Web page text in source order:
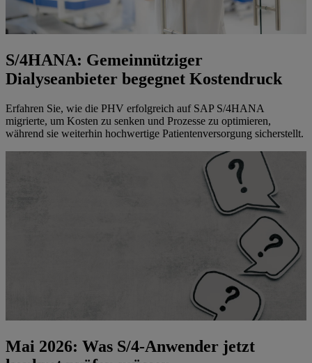
S/4HANA: Gemeinnütziger
Dialyseanbieter begegnet Kostendruck
Erfahren Sie, wie die PHV erfolgreich auf SAP S/4HANA
migrierte, um Kosten zu senken und Prozesse zu optimieren,
während sie weiterhin hochwertige Patientenversorgung sicherstellt.
Mai 2026: Was S/4-Anwender jetzt